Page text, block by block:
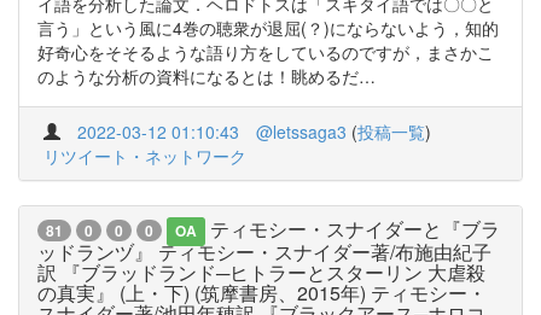
言う」という風に4巻の聴衆が退屈(？)にならないよう，知的
好奇心をそそるような語り方をしているのですが，まさかこ
のような分析の資料になるとは！眺めるだ…
2022-03-12 01:10:43 @letssaga3 (投稿一覧)
リツイート・ネットワーク
81 0 0 0 OA
ティモシー・スナイダーと『ブラ
ッドランヅ』 ティモシー・スナイダー著/布施由紀子
訳 『ブラッドランド─ヒトラーとスターリン 大虐殺
の真実』 (上・下) (筑摩書房、2015年) ティモシー・